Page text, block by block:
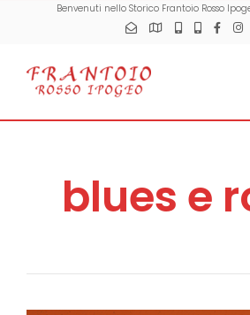
Benvenuti nello Storico Frantoio Rosso
blues e